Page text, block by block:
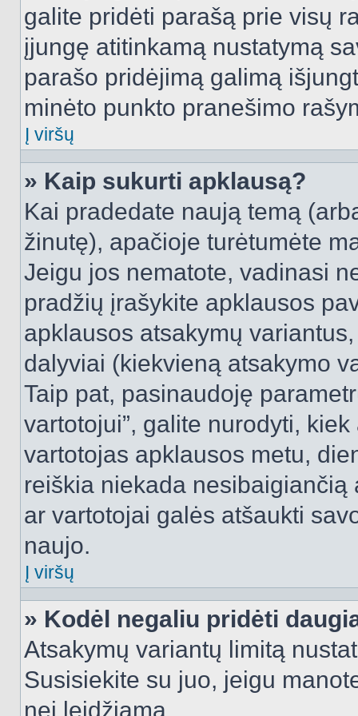
galite pridėti parašą prie visų
įjungę atitinkamą nustatymą
parašo pridėjimą galimą
minėto punkto pranešimo
Į viršų
» Kaip sukurti apklausą?
Kai pradedate naują temą
žinutę), apačioje turėtumėte
Jeigu jos nematote, vadinasi
pradžių įrašykite apklausos
apklausos atsakymų
dalyviai (kiekvieną atsakymo
Taip pat, pasinaudoję
vartotojui”, galite nurodyti,
vartotojas apklausos metu,
reiškia niekada
ar vartotojai galės atšaukti
naujo.
Į viršų
» Kodėl negaliu pridėti
Atsakymų variantų limitą
Susisiekite su juo, jeigu
nei leidžiama.